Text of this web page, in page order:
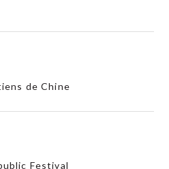
de Chine
Festival